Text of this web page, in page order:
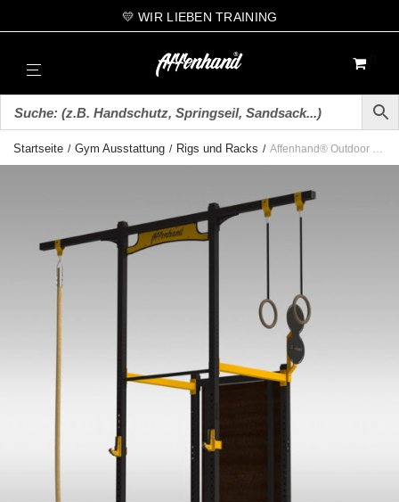
💛 WIR LIEBEN TRAINING
Startseite / Gym Ausstattung / Rigs und Racks / Affenhand® Outdoor Rack (Handstand Push Ups)